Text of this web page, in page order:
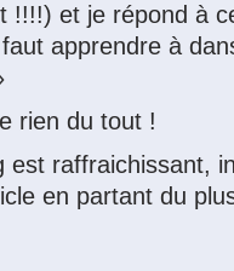
!!!!) et je répond à
apprendre à
rien du tout !
est raffraichissant,
en partant du